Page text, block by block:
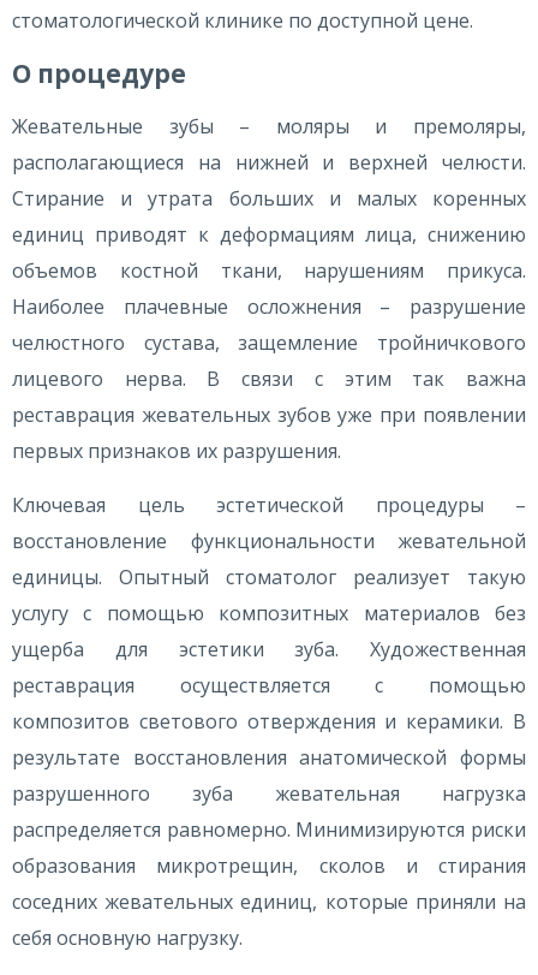
стоматологической клинике по доступной цене.
О процедуре
Жевательные зубы – моляры и премоляры,
располагающиеся на нижней и верхней челюсти.
Стирание и утрата больших и малых коренных
единиц приводят к деформациям лица, снижению
объемов костной ткани, нарушениям прикуса.
Наиболее плачевные осложнения – разрушение
челюстного сустава, защемление тройничкового
лицевого нерва. В связи с этим так важна
реставрация жевательных зубов уже при появлении
первых признаков их разрушения.
Ключевая цель эстетической процедуры –
восстановление функциональности жевательной
единицы. Опытный стоматолог реализует такую
услугу с помощью композитных материалов без
ущерба для эстетики зуба. Художественная
реставрация осуществляется с помощью
композитов светового отверждения и керамики. В
результате восстановления анатомической формы
разрушенного зуба жевательная нагрузка
распределяется равномерно. Минимизируются риски
образования микротрещин, сколов и стирания
соседних жевательных единиц, которые приняли на
себя основную нагрузку.